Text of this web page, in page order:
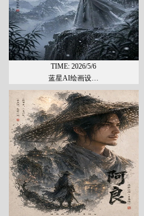
TIME: 2026/5/6
蓝星AI绘画设…